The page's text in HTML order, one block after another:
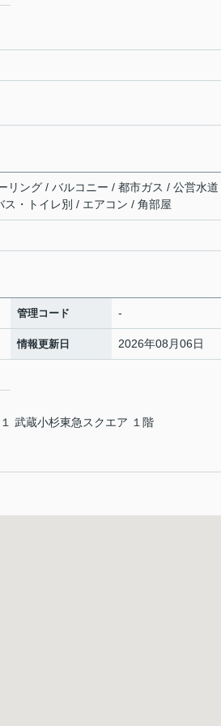
リング / バルコニー / 都市ガス / 公営水
・トイレ別 / エアコン / 角部屋
管理コード -
情報更新日 2026年08月06日
武蔵小杉東急スクエア １階